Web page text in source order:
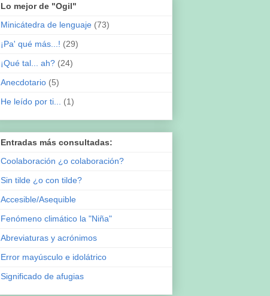
Lo mejor de "Ogil"
Minicátedra de lenguaje (73)
¡Pa' qué más...! (29)
¡Qué tal... ah? (24)
Anecdotario (5)
He leído por ti...
(1)
Entradas más consultadas:
Coolaboración ¿o colaboración?
Sin tilde ¿o con tilde?
Accesible/Asequible
Fenómeno climático la "Niña"
Abreviaturas y acrónimos
Error mayúsculo e idolátrico
Significado de afugias